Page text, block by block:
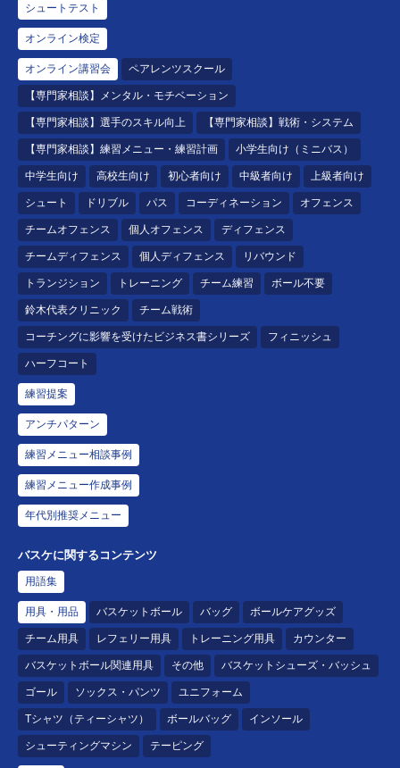
シュートテスト
オンライン検定
オンライン講習会 ペアレンツスクール
【専門家相談】メンタル・モチベーション
【専門家相談】選手のスキル向上 【専門家相談】戦術・システム
【専門家相談】練習メニュー・練習計画 小学生向け（ミニバス）
中学生向け 高校生向け 初心者向け 中級者向け 上級者向け
シュート ドリブル パス コーディネーション オフェンス
チームオフェンス 個人オフェンス ディフェンス
チームディフェンス 個人ディフェンス リバウンド
トランジション トレーニング チーム練習 ボール不要
鈴木代表クリニック チーム戦術
コーチングに影響を受けたビジネス書シリーズ フィニッシュ
ハーフコート
練習提案
アンチパターン
練習メニュー相談事例
練習メニュー作成事例
年代別推奨メニュー
バスケに関するコンテンツ
用語集
用具・用品 バスケットボール バッグ ボールケアグッズ
チーム用具 レフェリー用具 トレーニング用具 カウンター
バスケットボール関連用具 その他 バスケットシューズ・バッシュ
ゴール ソックス・パンツ ユニフォーム
Tシャツ（ティーシャツ） ボールバッグ インソール
シューティングマシン テーピング